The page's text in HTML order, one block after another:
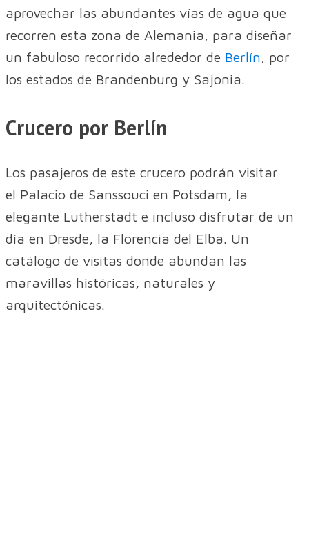
aprovechar las abundantes vías de agua que
recorren esta zona de Alemania, para diseñar
un fabuloso recorrido alrededor de Berlín, por
los estados de Brandenburg y Sajonia.
Crucero por Berlín
Los pasajeros de este crucero podrán visitar
el Palacio de Sanssouci en Potsdam, la
elegante Lutherstadt e incluso disfrutar de un
día en Dresde, la Florencia del Elba. Un
catálogo de visitas donde abundan las
maravillas históricas, naturales y
arquitectónicas.